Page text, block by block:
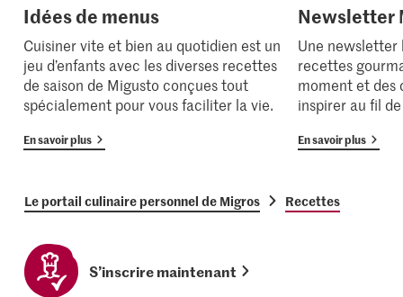
Idées de menus
Cuisiner vite et bien au quotidien est un
jeu d’enfants avec les diverses recettes
de saison de Migusto conçues tout
spécialement pour vous faciliter la vie.
En savoir plus
Newsletter
Une newsletter
recettes
moment et des
inspirer au fil
En savoir plus
Le portail culinaire personnel de Migros Recettes
S’inscrire maintenant